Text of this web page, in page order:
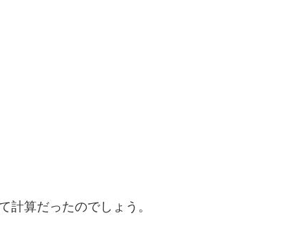
計算だったのでしょう。